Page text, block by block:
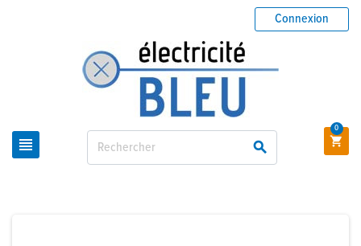
 
Connexion

0